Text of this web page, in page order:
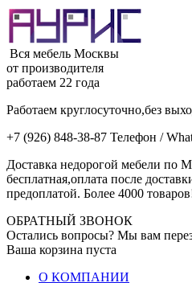
Вся мебель Москвы
от производителя
работаем 22 года
Работаем круглосуточно,без
+7 (926) 848-38-87 Телефон /
Доставка недорогой мебели по
бесплатная,оплата после
предоплатой. Более 4000
ОБРАТНЫЙ ЗВОНОК
Остались вопросы? Мы вам
Ваша корзина пуста
О КОМПАНИИ